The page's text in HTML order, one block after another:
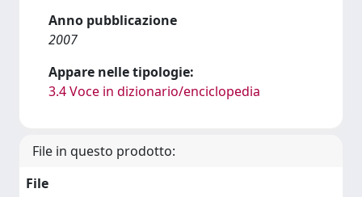
Anno pubblicazione
2007
Appare nelle tipologie:
3.4 Voce in dizionario/enciclopedia
File in questo prodotto:
File